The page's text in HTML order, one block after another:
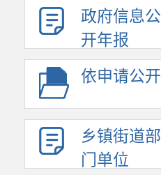
政府信息公
开年报
依申请公开
乡镇街道部
门单位